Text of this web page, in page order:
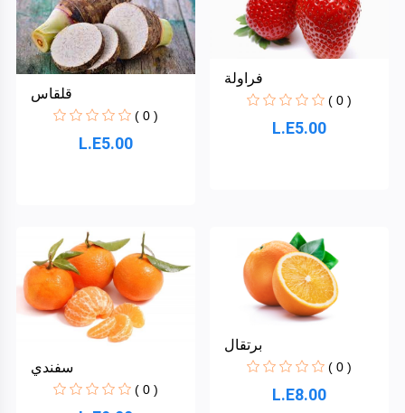
قلقاس
( 0 )
L.E5.00
فراولة
( 0 )
L.E5.00
سفندي
( 0 )
برتقال
( 0 )
L.E8.00